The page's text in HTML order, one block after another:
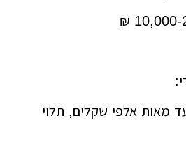
50,000 ₪ ועד מאות אלפי שקלים, תלוי